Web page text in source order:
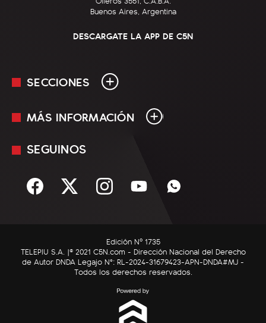
Buenos Aires, Argentina
DESCARGATE LA APP DE C5N
SECCIONES
En Vivo
Sociedad
C5N Autos
RatingCero
MÁS INFORMACIÓN
Mediakit
Términos y condiciones
SEGUINOS
Edición Nº 1735
TELEPIU S.A. |© 2021 C5N.com - Dirección Nacional del Derecho
de Autor DNDA Legajo N°: RL-2024-31679423-APN-DNDA#MJ -
Todos los derechos reservados.